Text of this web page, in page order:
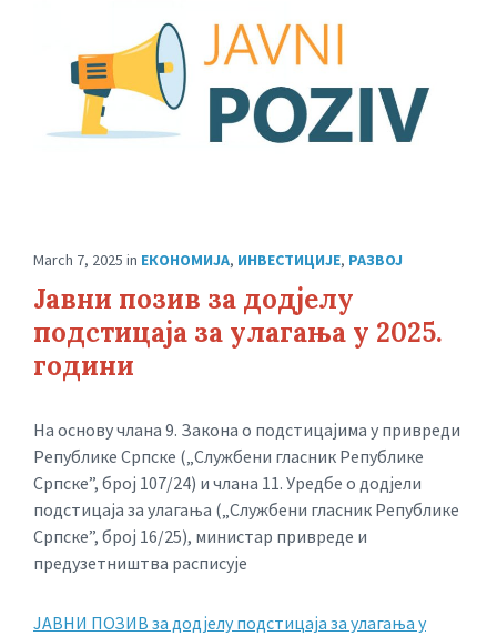
March 7, 2025 in ЕКОНОМИЈА, ИНВЕСТИЦИЈЕ, РАЗВОЈ
Јавни позив за додјелу
подстицаја за улагања у 2025.
години
На основу члана 9. Закона о подстицајима у привреди
Републике Српске („Службени гласник Републике
Српске”, број 107/24) и члана 11. Уредбе о дод‌јели
подстицаја за улагања („Службени гласник Републике
Српске”, број 16/25), министар привреде и
предузетништва расписује
ЈАВНИ ПОЗИВ за додјелу подстицаја за улагања у